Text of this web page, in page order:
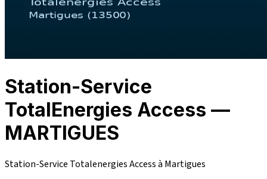
Station-Service
TotalEnergies Access —
MARTIGUES
Station-Service Totalenergies Access à Martigues